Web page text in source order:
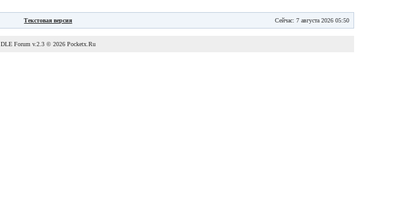
Текстовая версия Сейчас: 7 августа 2026 05:50
DLE Forum v.2.3 © 2026 Pocketx.Ru